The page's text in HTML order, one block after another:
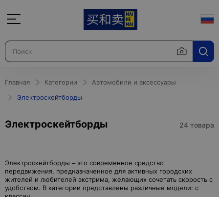
Главная Категории
Автомобили и аксессуары
Электроскейтборды
Электроскейтборды 24 товара
Электроскейтборды – это современное средство
передвижения, предназначенное для активных городских
жителей и любителей экстрима, желающих сочетать скорость с
удобством. В категории представлены различные модели: с